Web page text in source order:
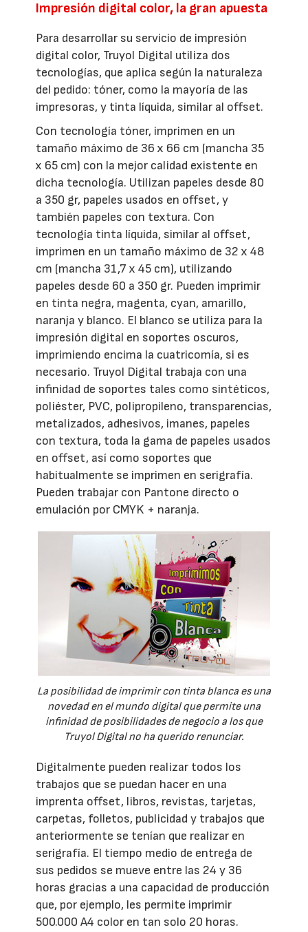
Impresión digital color, la gran apuesta
Para desarrollar su servicio de impresión
digital color, Truyol Digital utiliza dos
tecnologías, que aplica según la naturaleza
del pedido: tóner, como la mayoría de las
impresoras, y tinta líquida, similar al offset.
Con tecnología tóner, imprimen en un
tamaño máximo de 36 x 66 cm (mancha 35
x 65 cm) con la mejor calidad existente en
dicha tecnología. Utilizan papeles desde 80
a 350 gr, papeles usados en offset, y
también papeles con textura. Con
tecnología tinta líquida, similar al offset,
imprimen en un tamaño máximo de 32 x 48
cm (mancha 31,7 x 45 cm), utilizando
papeles desde 60 a 350 gr. Pueden imprimir
en tinta negra, magenta, cyan, amarillo,
naranja y blanco. El blanco se utiliza para la
impresión digital en soportes oscuros,
imprimiendo encima la cuatricomía, si es
necesario. Truyol Digital trabaja con una
infinidad de soportes tales como sintéticos,
poliéster, PVC, polipropileno, transparencias,
metalizados, adhesivos, imanes, papeles
con textura, toda la gama de papeles usados
en offset, así como soportes que
habitualmente se imprimen en serigrafía.
Pueden trabajar con Pantone directo o
emulación por CMYK + naranja.
La posibilidad de imprimir con tinta blanca es una
novedad en el mundo digital que permite una
infinidad de posibilidades de negocio a los que
Truyol Digital no ha querido renunciar.
Digitalmente pueden realizar todos los
trabajos que se puedan hacer en una
imprenta offset, libros, revistas, tarjetas,
carpetas, folletos, publicidad y trabajos que
anteriormente se tenían que realizar en
serigrafía. El tiempo medio de entrega de
sus pedidos se mueve entre las 24 y 36
horas gracias a una capacidad de producción
que, por ejemplo, les permite imprimir
500.000 A4 color en tan solo 20 horas.